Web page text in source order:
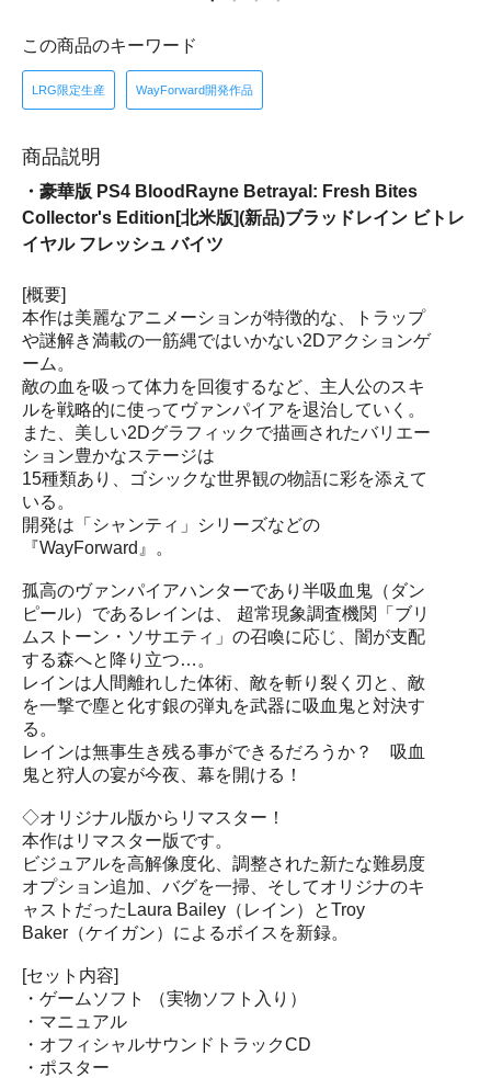
この商品のキーワード
LRG限定生産 WayForward開発作品
商品説明
・豪華版 PS4 BloodRayne Betrayal: Fresh Bites
Collector's Edition[北米版](新品)ブラッドレイン ビトレ
イヤル フレッシュ バイツ
[概要]
本作は美麗なアニメーションが特徴的な、トラップ
や謎解き満載の一筋縄ではいかない2Dアクションゲ
ーム。
敵の血を吸って体力を回復するなど、主人公のスキ
ルを戦略的に使ってヴァンパイアを退治していく。
また、美しい2Dグラフィックで描画されたバリエー
ション豊かなステージは
15種類あり、ゴシックな世界観の物語に彩を添えて
いる。
開発は「シャンティ」シリーズなどの
『WayForward』。
孤高のヴァンパイアハンターであり半吸血鬼（ダン
ピール）であるレインは、 超常現象調査機関「ブリ
ムストーン・ソサエティ」の召喚に応じ、闇が支配
する森へと降り立つ…。
レインは人間離れした体術、敵を斬り裂く刃と、敵
を一撃で塵と化す銀の弾丸を武器に吸血鬼と対決す
る。
レインは無事生き残る事ができるだろうか？ 吸血
鬼と狩人の宴が今夜、幕を開ける！
◇オリジナル版からリマスター！
本作はリマスター版です。
ビジュアルを高解像度化、調整された新たな難易度
オプション追加、バグを一掃、そしてオリジナのキ
ャストだったLaura Bailey（レイン）とTroy
Baker（ケイガン）によるボイスを新録。
[セット内容]
・ゲームソフト （実物ソフト入り）
・マニュアル
・オフィシャルサウンドトラックCD
・ポスター